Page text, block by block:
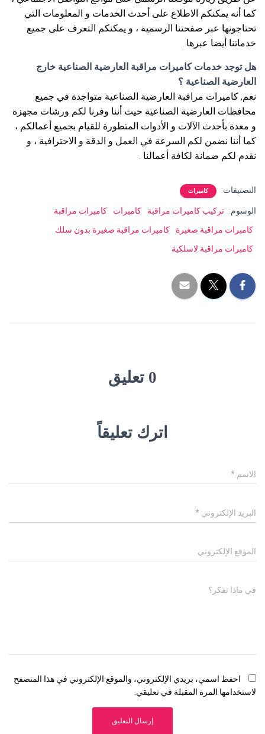
كما أنه يمكنكم الاطلاع على أحدث الخدمات و المعلومات التي
تحتاجونها عبر صفحتنا الرسمية ، و يمكنكم التعرف على جميع
خدماتنا أيضا عبرها .
هل توجد خدمات كاميرات مراقبة العارضية الصناعية خارج
العارضية الصناعية ؟
نعم, كاميرات مراقبة العارضية الصناعية متواجدة في جميع
محافظات العارضية الصناعية حيث أننا وفرنا لكم ورشات مجهزة
و معدة بأحدث الآلات و الأدوات المتطورة للقيام بجميع أعمالكم ،
كما أننا نضمن لكم السرعة في العمل و الدقة و الاحترافية ، و
نقدم لكم ضمانة لكافة أعمالنا .
التصنيفات: كاميرات
الوسوم: تركيب كاميرات مراقبة كاميرات
كاميرات مراقبة
كاميرات مراقبة صغيرة
كاميرات مراقبة صغيرة بدون سلك
كاميرات مراقبة لاسلكية
0 تعليق
اترك تعليقاً
الاسم *
البريد الإلكتروني *
الموقع الإلكتروني
في ماذا تفكر؟
احفظ اسمي، بريدي الإلكتروني، والموقع الإلكتروني في هذا المتصفح
لاستخدامها المرة المقبلة في تعليقي.